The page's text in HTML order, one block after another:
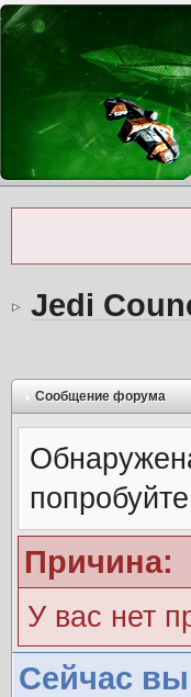
Jedi
Сообщение форума
Причина:
У вас нет
Сейчас вы